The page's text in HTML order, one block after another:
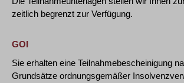
zeitlich begrenzt zur Verfügung.
GOI
Sie erhalten eine Teilnahmebescheinigung
Grundsätze ordnungsgemäßer